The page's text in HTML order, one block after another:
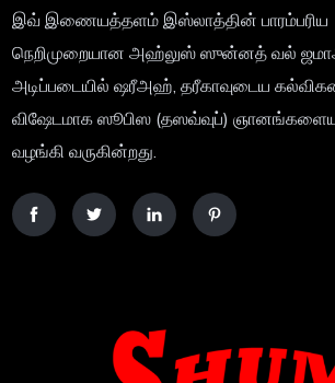
இவ் இணையத்தளம் இஸ்லாத்தின் பாரம்பரிய
நெறிமுறையான அஹ்லுஸ் ஸுன்னத் வல்
அடிப்படையில் ஷரீஅஹ், தரீகாவுடைய
விஷேடமாக ஸூபிஸ (தஸவ்வுப்)
வழங்கி வருகின்றது.